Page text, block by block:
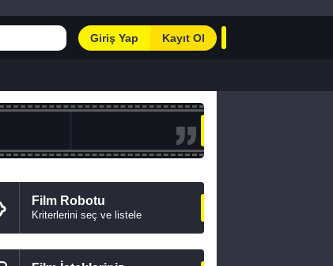
Giriş Yap Kayıt Ol
Film Robotu
Kriterlerini seç ve listele